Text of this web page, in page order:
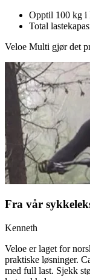
Opptil 100 kg i
Total
Veloe Multi gjør det
Fra vår
Kenneth
Veloe er laget for
praktiske løsninger.
med full last. Sjekk